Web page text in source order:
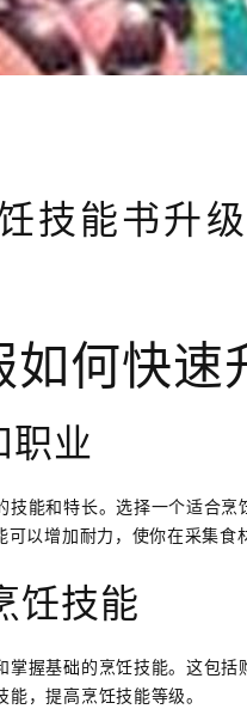
技能书升
何快速
职业
能和特长。选择一个适合
以增加耐力，使你在采集
饪技能
握基础的烹饪技能。这包
，提高烹饪技能等级。